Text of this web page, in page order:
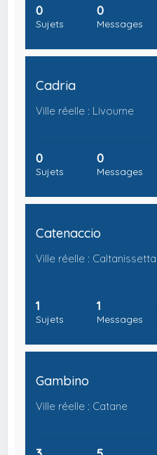
0
Sujets
0
Messages
Cadria
Ville réelle : Livourne
0
Sujets
0
Messages
Catenaccio
Ville réelle : Caltanissetta
1
Sujets
1
Messages
Gambino
Ville réelle : Catane